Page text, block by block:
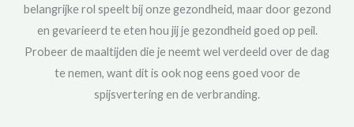
belangrijke rol speelt bij onze gezondheid, maar door gezond
en gevarieerd te eten hou jij je gezondheid goed op peil.
Probeer de maaltijden die je neemt wel verdeeld over de dag
te nemen, want dit is ook nog eens goed voor de
spijsvertering en de verbranding.